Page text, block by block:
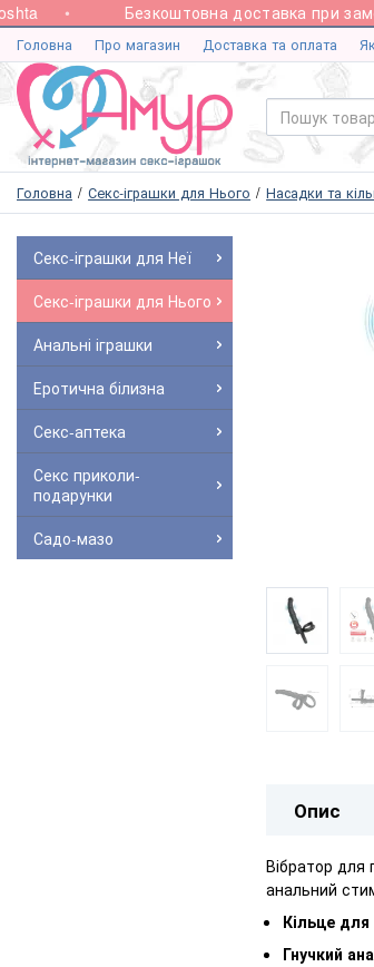
Безкоштовна доставка при
Головна Про магазин Доставка та оплата
Головна Секс-іграшки для Нього Насадки та
Секс-іграшки для Неї
Секс-іграшки для Нього
Анальні іграшки
Еротична білизна
Секс-аптека
Секс приколи-
подарунки
Садо-мазо
Опис
Вібратор для
анальний
Кільце для
Гнучкий